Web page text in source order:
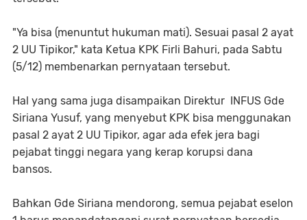
"Ya bisa (menuntut hukuman mati). Sesuai pasal 2 ayat
2 UU Tipikor," kata Ketua KPK Firli Bahuri, pada Sabtu
(5/12) membenarkan pernyataan tersebut.
Hal yang sama juga disampaikan Direktur INFUS Gde
Siriana Yusuf, yang menyebut KPK bisa menggunakan
pasal 2 ayat 2 UU Tipikor, agar ada efek jera bagi
pejabat tinggi negara yang kerap korupsi dana
bansos.
Bahkan Gde Siriana mendorong, semua pejabat eselon